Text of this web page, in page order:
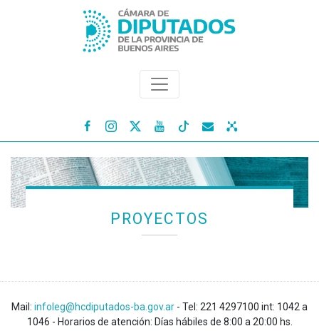
   
PROYECTOS
Mail: infoleg@hcdiputados-ba.gov.ar - Tel: 221 4297100 int: 1042 a
1046 - Horarios de atención: Días hábiles de 8:00 a 20:00 hs.